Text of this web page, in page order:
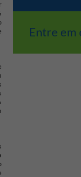
Entre em